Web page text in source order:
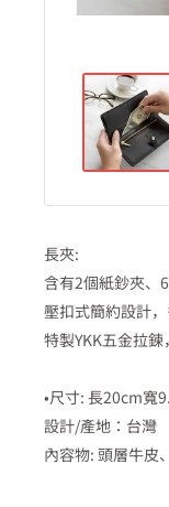
長夾:
含有2個紙鈔夾、
壓扣式簡約設計
特製YKK五金拉鍊
•尺寸: 長20cm寬
設計/產地：台灣
內容物: 頭層牛皮